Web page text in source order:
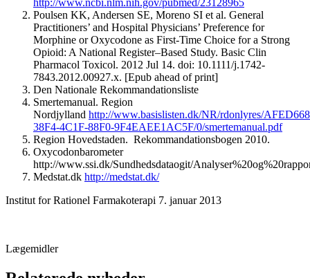
http://www.ncbi.nlm.nih.gov/pubmed/23128965
Poulsen KK, Andersen SE, Moreno SI et al. General
Practitioners’ and Hospital Physicians’ Preference for
Morphine or Oxycodone as First-Time Choice for a Strong
Opioid: A National Register–Based Study. Basic Clin
Pharmacol Toxicol. 2012 Jul 14. doi: 10.1111/j.1742-
7843.2012.00927.x. [Epub ahead of print]
Den Nationale Rekommandationsliste
Smertemanual. Region
Nordjylland http://www.basislisten.dk/NR/rdonlyres/
38F4-4C1F-88F0-9F4EAEE1AC5F/0/smertemanual.pdf
Region Hovedstaden. Rekommandationsbogen 2010.
Oxycodonbarometer
http://www.ssi.dk/Sundhedsdataogit/
Medstat.dk http://medstat.dk/
Institut for Rationel Farmakoterapi 7. januar 2013
Lægemidler